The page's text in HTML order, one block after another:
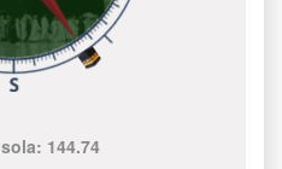
144.74